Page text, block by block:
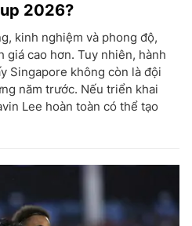
2026?
kinh nghiệm và phong độ,
giá cao hơn. Tuy nhiên, hành
Singapore không còn là đội
năm trước. Nếu triển khai
Lee hoàn toàn có thể tạo